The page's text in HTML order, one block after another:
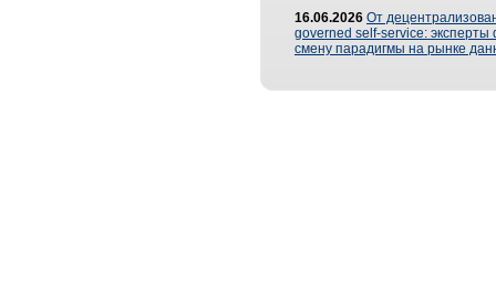
16.06.2026 От
governed self-service: эксперты
смену парадигмы на рынке